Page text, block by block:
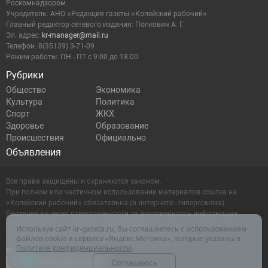
Рубрики
Общество
Экономика
Культура
Политика
Спорт
ЖКХ
Здоровье
Образование
Происшествия
Официально
Объявления
Роскомнадзором
Учредитель: АНО «Редакция газеты «Копейский рабочий»
Главный редактор сетевого издания: Попкович А. Г.
Эл. адрес: kr-manager@mail.ru
Телефон: 8(35139) 3-71-09
Режим работы: ПН - ПТ с 9:00 до 18:00
Все права защищены и охраняются законом.
При полном или частичном использовании материалов ссылка на
«Копейский рабочий» обязательна (в интернете - гиперссылка).
Редакция не несет ответственности за достоверность информации,
содержащейся в рекламных объявлениях.
Настоящий ресурс может содержать материалы 16+
Используя сайт kr-gazeta.ru, Вы соглашаетесь с использованием
файлов cookie и сервиса «Яндекс.Метрика», которые указаны в
Политике конфиденциальности.
Соглашаюсь